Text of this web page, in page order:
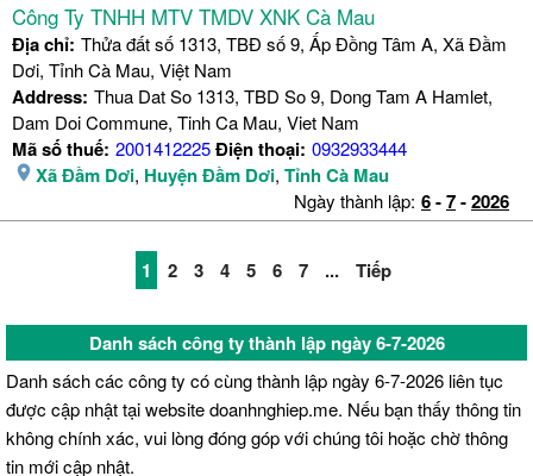
Công Ty TNHH MTV TMDV XNK Cà Mau
Địa chỉ: Thửa đất số 1313, TBĐ số 9, Ấp Đồng Tâm A, Xã Đầm
Dơi, Tỉnh Cà Mau, Việt Nam
Address: Thua Dat So 1313, TBD So 9, Dong Tam A Hamlet,
Dam Doi Commune, Tinh Ca Mau, Viet Nam
Mã số thuế: 2001412225Điện thoại: 0932933444
Xã Đầm Dơi, Huyện Đầm Dơi, Tỉnh Cà Mau
Ngày thành lập: 6-7-2026
1 2 3 4 5 6 7 ... Tiếp
Danh sách công ty thành lập ngày 6-7-2026
Danh sách các công ty có cùng thành lập ngày 6-7-2026 liên tục
được cập nhật tại website doanhnghiep.me. Nếu bạn thấy thông tin
không chính xác, vui lòng đóng góp với chúng tôi hoặc chờ thông
tin mới cập nhật.